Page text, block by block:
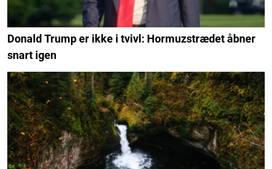
Donald Trump er ikke i tvivl: Hormuzstrædet åbner
snart igen